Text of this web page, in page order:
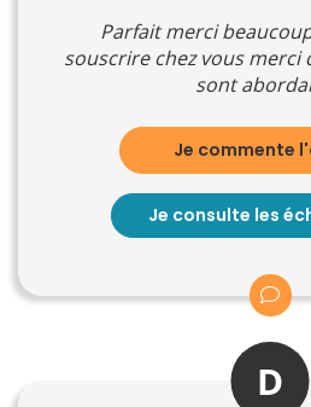
Parfait merci
souscrire chez vous merci
sont
Je commente
Je consulte les
D